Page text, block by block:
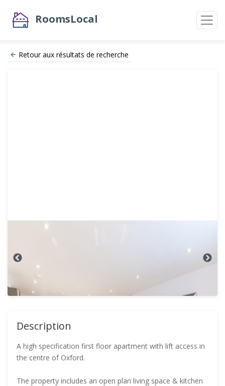
RoomsLocal
Retour aux résultats de recherche
Description
A high specification first floor apartment with lift access in
the centre of Oxford.
The property includes an open plan living space & kitchen